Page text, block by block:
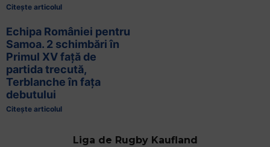
Citește articolul
Echipa României pentru
Samoa. 2 schimbări în
Primul XV față de
partida trecută,
Terblanche în fața
debutului
Citește articolul
Liga de Rugby Kaufland